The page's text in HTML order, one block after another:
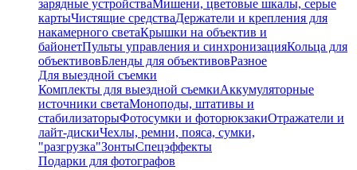
зарядные устройстваМишени, цветовые шкалы, серые
картыЧистящие средстваДержатели и крепления для
накамерного светаКрышки на объектив и
байонетПульты управления и синхронизацияКольца для
объективовБленды для объективовРазное
Для выездной съемки
Комплекты для выездной съемкиАккумуляторные
источники светаМоноподы, штативы и
стабилизаторыФотосумки и фоторюкзакиОтражатели и
лайт-дискиЧехлы, ремни, пояса, сумки,
"разгрузка"ЗонтыСпецэффекты
Подарки для фотографов